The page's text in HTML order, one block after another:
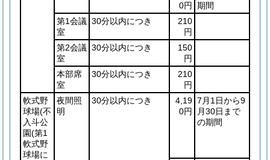
0円
期間
第1会議
室
30分以内につき
210
円
第2会議
室
30分以内につき
150
円
本部席
室
30分以内につき
210
円
軟式野
球場(不
入斗公
園(第1
軟式野
球場に
夜間照
明
30分以内につき
4,19
0円
7月1日から9
月30日まで
の期間